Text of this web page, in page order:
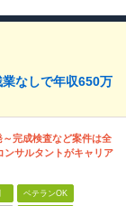
なしで年収650万
完成検査など案件は全
サルタントがキャリア
ベテランOK